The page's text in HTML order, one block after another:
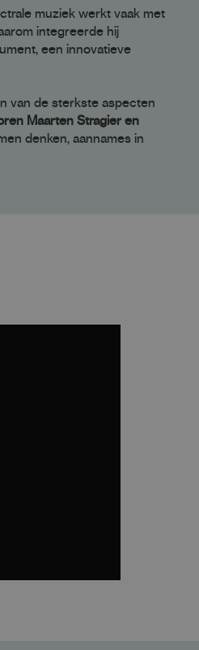
muziek werkt vaak met
integreerde hij
een innovatieve
van de sterkste aspecten
Maarten Stragier en
denken, aannames in